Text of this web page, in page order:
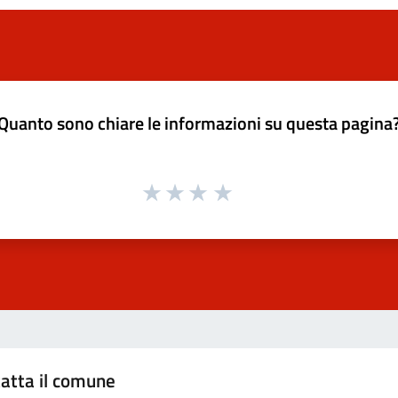
sono chiare le informazioni su questa
il comune